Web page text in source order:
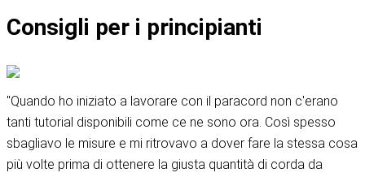
Consigli per i principianti
"Quando ho iniziato a lavorare con il paracord non c'erano
tanti tutorial disponibili come ce ne sono ora. Così spesso
sbagliavo le misure e mi ritrovavo a dover fare la stessa cosa
più volte prima di ottenere la giusta quantità di corda da